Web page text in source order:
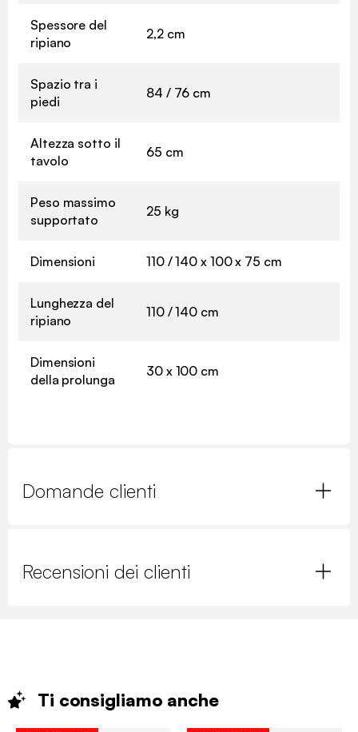
Spessore del
ripiano
2,2 cm
Spazio tra i
piedi
84 / 76 cm
Altezza sotto il
tavolo
65 cm
Peso massimo
supportato
25 kg
Dimensioni 110 / 140 x 100 x 75 cm
Lunghezza del
ripiano
110 / 140 cm
Dimensioni
della prolunga
30 x 100 cm
Domande clienti
Recensioni dei clienti
Ti consigliamo anche